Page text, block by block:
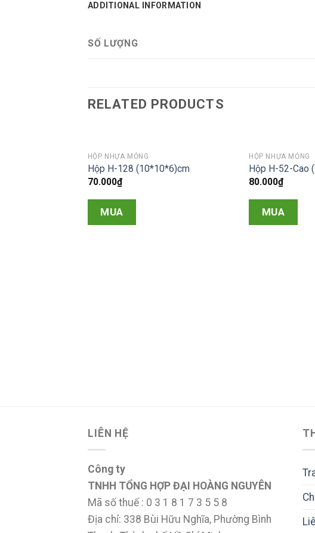
ADDITIONAL INFORMATION
SỐ LƯỢNG
RELATED PRODUCTS
HỘP NHỰA MỎNG
Hộp H-128 (10*10*6)cm
70.000₫
MUA
HỘP NHỰA MỎNG
Hộp H-52-Cao
80.000₫
MUA
LIÊN HỆ
Công ty
TNHH TỔNG HỢP ĐẠI HOÀNG NGUYÊN
Mã số thuế : 0 3 1 8 1 7 3 5 5 8
Địa chỉ: 338 Bùi Hữu Nghĩa, Phường Bình